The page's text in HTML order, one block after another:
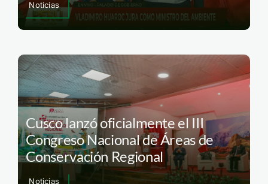
Noticias
Cusco lanzó oficialmente el III
Congreso Nacional de Áreas de
Conservación Regional
Noticias